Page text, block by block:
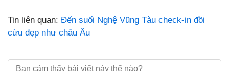
Tin liên quan: Đến suối Nghệ Vũng Tàu check-in đồi
cừu đẹp như châu Âu